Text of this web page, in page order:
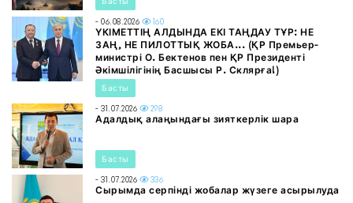
- 06.08.2026 160
ҮКІМЕТТІҢ АЛДЫНДА ЕКІ ТАҢДАУ ТҰР: НЕ
ЗАҢ, НЕ ПИЛОТТЫҚ ЖОБА... (ҚР Премьер-
министрі О. Бектенов пен ҚР Президенті
Әкімшілігінің Басшысы Р. Склярға!)
Басты
- 31.07.2026 298
Адалдық алаңындағы зияткерлік шара
Басты
- 31.07.2026 336
Сырымда серпінді жобалар жүзеге асырылуда